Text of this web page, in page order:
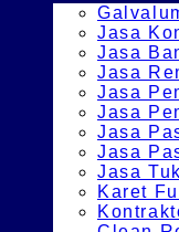
Jasa
Jasa
Jasa
Jasa
Jasa
Jasa
Jasa
Jasa
Karet